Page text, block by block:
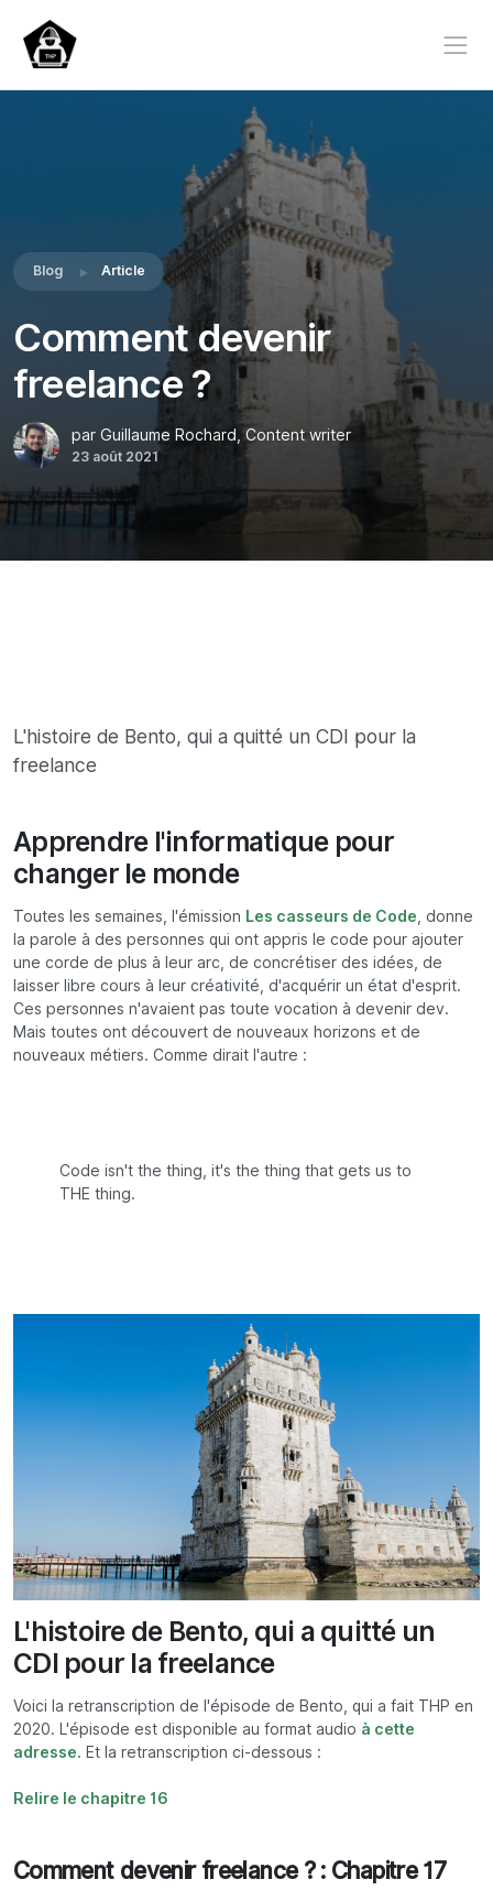
Blog Article
Comment devenir
freelance ?
par Guillaume Rochard, Content writer
23 août 2021
L'histoire de Bento, qui a quitté un CDI pour la
freelance
Apprendre l'informatique pour
changer le monde
Toutes les semaines, l'émission Les casseurs de Code , donne
la parole à des personnes qui ont appris le code pour ajouter
une corde de plus à leur arc, de concrétiser des idées, de
laisser libre cours à leur créativité, d'acquérir un état d'esprit.
Ces personnes n'avaient pas toute vocation à devenir dev.
Mais toutes ont découvert de nouveaux horizons et de
nouveaux métiers. Comme dirait l'autre :
Code isn't the thing, it's the thing that gets us to
THE thing.
L'histoire de Bento, qui a quitté un
CDI pour la freelance
Voici la retranscription de l'épisode de Bento, qui a fait THP en
2020. L'épisode est disponible au format audio à cette
adresse. Et la retranscription ci-dessous :
Relire le chapitre 16
Comment devenir freelance ? : Chapitre 17